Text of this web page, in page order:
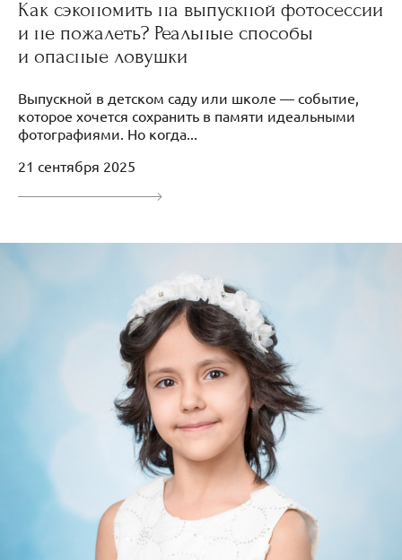
Как сэкономить на выпускной фотосессии
и не пожалеть? Реальные способы
и опасные ловушки
Выпускной в детском саду или школе — событие,
которое хочется сохранить в памяти идеальными
фотографиями. Но когда...
21 сентября 2025